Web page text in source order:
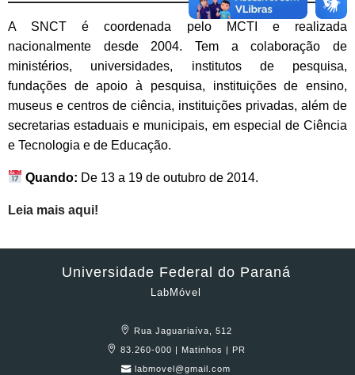
A SNCT é coordenada pelo MCTI e realizada
nacionalmente desde 2004. Tem a colaboração de
ministérios, universidades, institutos de pesquisa,
fundações de apoio à pesquisa, instituições de ensino,
museus e centros de ciência, instituições privadas, além de
secretarias estaduais e municipais, em especial de Ciência
e Tecnologia e de Educação.
Quando: De 13 a 19 de outubro de 2014.
Leia mais aqui!
Universidade Federal do Paraná
LabMóvel
Rua Jaguariaíva, 512
83.260-000 | Matinhos | PR
labmovel@gmail.com